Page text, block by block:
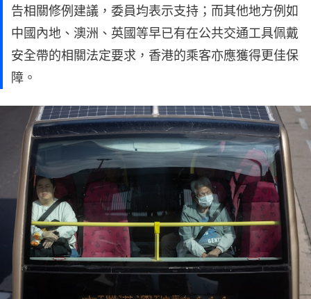
告相關修例建議，委員均表示支持；而其他地方例如
中國內地、澳洲、英國等早已有在公共交通工具佩戴
安全帶的相關法定要求，香港的乘客亦應獲得更佳保
障。